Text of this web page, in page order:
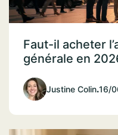
Faut-il acheter
générale en
Justine Colin.16/